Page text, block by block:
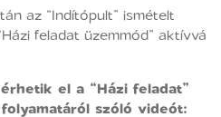
az “Indítópult” ismételt
feladat üzemmód” aktívvá
el a “Házi feladat”
szóló videót: